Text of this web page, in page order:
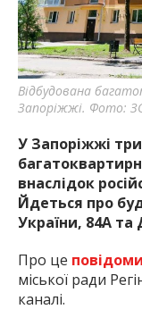
Відбудована
Запоріжжі. Фото:
У Запоріжжі
внаслідок
Йдеться про
України, 84А та
Про це
міської ради
каналі.